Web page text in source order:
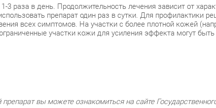
Б.
раза в день. Продолжительность лечения зависит от
препарат один раз в сутки. Для профилактики
всех симптомов. На участки с более плотной кожей
участки кожи для усиления эффекта могут
вы можете ознакомиться на сайте